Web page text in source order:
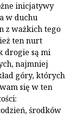
inicjatywy
w duchu
z ważkich tego
ten nurt
drogie są mi
najmniej
góry, których
się w ten
środków